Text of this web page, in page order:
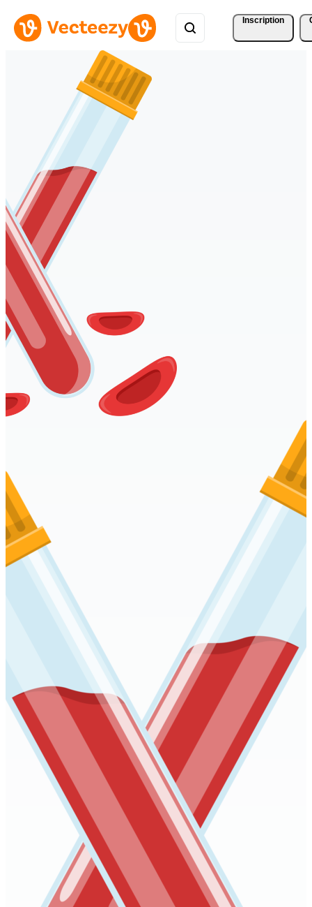
Inscription